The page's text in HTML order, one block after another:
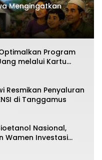
Mengingatkan
Program
melalui Kartu
Resmikan Penyaluran
di Tanggamus
Nasional,
Wamen Investasi
di